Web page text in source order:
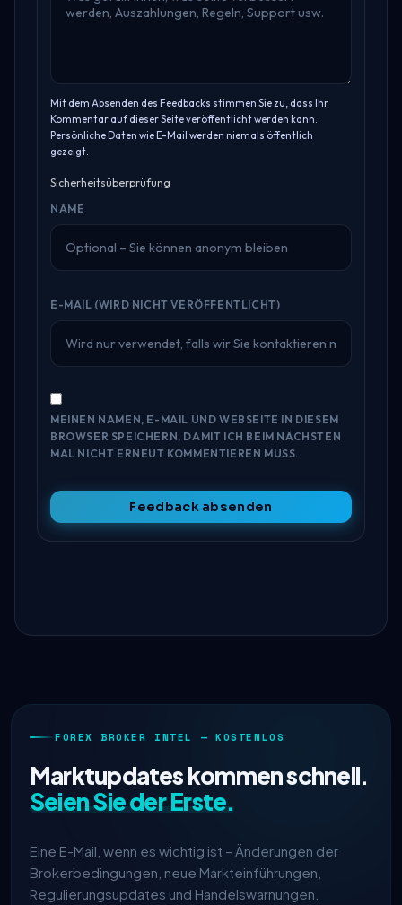
Mit dem Absenden des Feedbacks stimmen Sie zu, dass Ihr
Kommentar auf dieser Seite veröffentlicht werden kann.
Persönliche Daten wie E-Mail werden niemals öffentlich
gezeigt.
Sicherheitsüberprüfung
NAME
E-MAIL (WIRD NICHT VERÖFFENTLICHT)
MEINEN NAMEN, E-MAIL UND WEBSEITE IN DIESEM
BROWSER SPEICHERN, DAMIT ICH BEIM NÄCHSTEN
MAL NICHT ERNEUT KOMMENTIEREN MUSS.
Feedback absenden
FOREX BROKER INTEL — KOSTENLOS
Marktupdates kommen schnell.
Seien Sie der Erste.
Eine E-Mail, wenn es wichtig ist – Änderungen der
Brokerbedingungen, neue Markteinführungen,
Regulierungsupdates und Handelswarnungen.